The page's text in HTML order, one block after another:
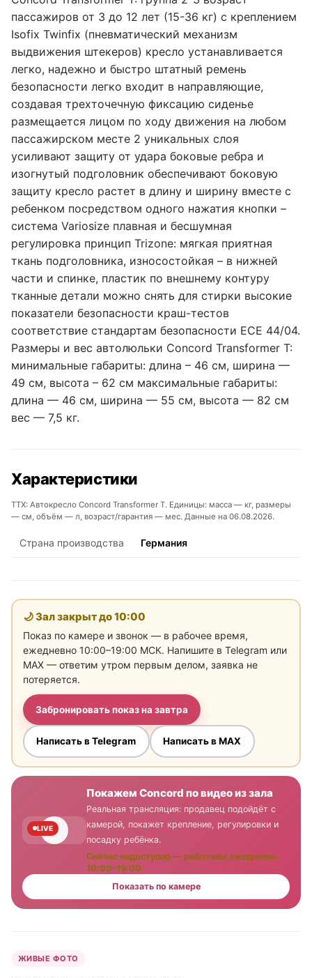
пассажиров от 3 до 12 лет (15-36 кг) с креплением
Isofix Twinfix (пневматический механизм
выдвижения штекеров) кресло устанавливается
легко, надежно и быстро штатный ремень
безопасности легко входит в направляющие,
создавая трехточечную фиксацию сиденье
размещается лицом по ходу движения на любом
пассажирском месте 2 уникальных слоя
усиливают защиту от удара боковые ребра и
изогнутый подголовник обеспечивают боковую
защиту кресло растет в длину и ширину вместе с
ребенком посредством одного нажатия кнопки –
система Variosize плавная и бесшумная
регулировка принцип Trizone: мягкая приятная
ткань подголовника, износостойкая – в нижней
части и спинке, пластик по внешнему контуру
тканные детали можно снять для стирки высокие
показатели безопасности краш-тестов
соответствие стандартам безопасности ЕСЕ 44/04.
Размеры и вес автолюльки Concord Transformer T:
минимальные габариты: длина – 46 см, ширина —
49 см, высота – 62 см максимальные габариты:
длина — 46 см, ширина — 55 см, высота — 82 см
вес — 7,5 кг.
Характеристики
ТТХ: Автокресло Concord Transformer T. Единицы: масса — кг, размеры
— см, объём — л, возраст/гарантия — мес. Данные на 06.08.2026.
Страна производства Германия
🌙 Зал закрыт до10:00
Показ по камере и звонок — в рабочее время,
ежедневно 10:00–19:00 МСК. Напишите в Telegram или
MAX — ответим утром первым делом, заявка не
потеряется.
Забронировать показ на завтра
Написать в Telegram Написать в MAX
LIVE
Покажем Concord по видео из зала
Реальная трансляция: продавец подойдёт с
камерой, покажет крепление, регулировки и
посадку ребёнка.
Сейчас недоступно — работаем ежедневно
10:00–19:00
Показать по камере
ЖИВЫЕ ФОТО